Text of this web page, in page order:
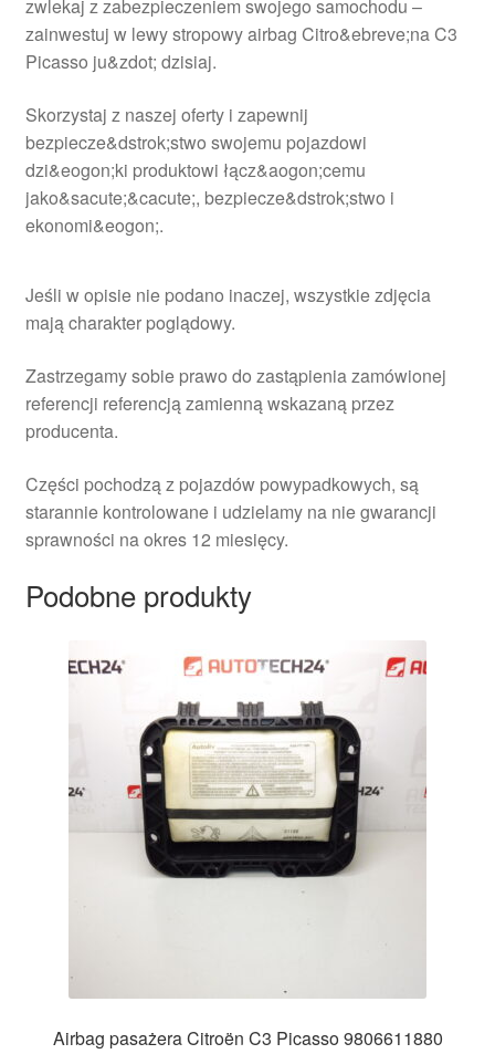
zwlekaj z zabezpieczeniem swojego samochodu –
zainwestuj w lewy stropowy airbag Citro&ebreve;na C3
Picasso ju&zdot; dzisiaj.
Skorzystaj z naszej oferty i zapewnij
bezpiecze&dstrok;stwo swojemu pojazdowi
dzi&eogon;ki produktowi łącz&aogon;cemu
jako&sacute;&cacute;, bezpiecze&dstrok;stwo i
ekonomi&eogon;.
Jeśli w opisie nie podano inaczej, wszystkie zdjęcia
mają charakter poglądowy.
Zastrzegamy sobie prawo do zastąpienia zamówionej
referencji referencją zamienną wskazaną przez
producenta.
Części pochodzą z pojazdów powypadkowych, są
starannie kontrolowane i udzielamy na nie gwarancji
sprawności na okres 12 miesięcy.
Podobne produkty
Airbag pasażera Citroën C3 Picasso 9806611880